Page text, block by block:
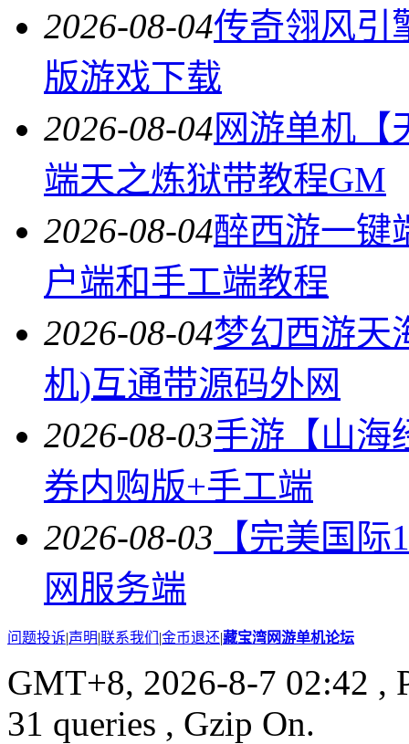
2026-08-04传奇翎风引
版游戏下载
2026-08-04网游单机【
端天之炼狱带教程GM
2026-08-04醉西游一键
户端和手工端教程
2026-08-04梦幻西游天
机)互通带源码外网
2026-08-03手游【山海
券内购版+手工端
2026-08-03 【完美国
网服务端
问题投诉|声明|联系我们 |金币退还|藏宝湾网游单机论坛
GMT+8, 2026-8-7 02:42 ,
31 queries , Gzip On.